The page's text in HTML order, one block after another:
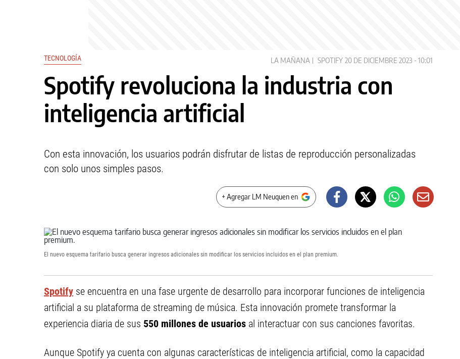
TECNOLOGÍA LA MAÑANA SPOTIFY 20 DE DICIEMBRE 2023 - 10:01
Spotify revoluciona la industria con
inteligencia artificial
Con esta innovación, los usuarios podrán disfrutar de listas de reproducción personalizadas
con solo unos simples pasos.
+ Agregar LM Neuquen en
El nuevo esquema tarifario busca generar ingresos adicionales sin modificar los servicios incluidos en el plan premium.
Spotify se encuentra en una fase urgente de desarrollo para incorporar funciones de inteligencia
artificial a su plataforma de streaming de música. Esta innovación promete transformar la
experiencia diaria de sus 550 millones de usuarios al interactuar con sus canciones favoritas.
Aunque Spotify ya cuenta con algunas características de inteligencia artificial, como la capacidad